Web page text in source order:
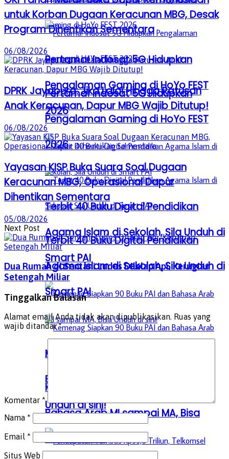
Pertama! Indosat 5G Hidupkan
Pengalaman Gaming di HoYo FEST
2026
Terbit 40 Buku Digital Pendidikan
Agama Islam di Sekolah, Sila Unduh di
Smart PAI
Kemenag Siapkan 90 Buku PAI dan
Bahasa Arab MI sampai MA, Bisa
Unduh di sini!
Pertama! Indosat 5G Hidupkan
Pengalaman Gaming di HoYo FEST
2026
Terbit 40 Buku Digital Pendidikan
Agama Islam di Sekolah, Sila Unduh di
Smart PAI
Kemenag Siapkan 90 Buku PAI dan
Bahasa Arab MI sampai MA, Bisa
Unduh di sini!
untuk Korban Dugaan Keracunan MBG, Desak
Program Dihentikan Sementara
06/08/2026
DPRK Jayapura: Jika Lalai Hingga Ratusan
Anak Keracunan, Dapur MBG Wajib Ditutup!
06/08/2026
Yayasan KISP Buka Suara Soal Dugaan
Keracunan MBG, Operasional Dapur
Dihentikan Sementara
05/08/2026
Next Post
Dua Rumah di Sentani Ludes Dilalap Api, Kerugian
Setengah Miliar
Tinggalkan Balasan
Alamat email Anda tidak akan dipublikasikan. Ruas yang
wajib ditandai*
Komentar *
Nama *
Email *
Situs Web